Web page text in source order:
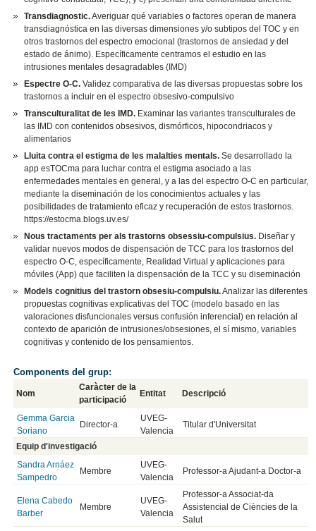
Transdiagnostic.Averiguar qué variables o factores operan de manera
transdiagnóstica en las diversas dimensiones y/o subtipos del TOC y en
otros trastornos del espectro emocional (trastornos de ansiedad y del
estado de ánimo). Específicamente centramos el estudio en las
intrusiones mentales desagradables (IMD)
Espectre O-C. Validez comparativa de las diversas propuestas sobre los
trastornos a incluir en el espectro obsesivo-compulsivo
Transculturalitat de les IMD. Examinar las variantes transculturales de
las IMD con contenidos obsesivos, dismórficos, hipocondriacos y
alimentarios
Lluita contra el estigma de les malalties mentals. Se desarrollado la
app esTOCma para luchar contra el estigma asociado a las
enfermedades mentales en general, y a las del espectro O-C en particular,
mediante la diseminación de los conocimientos actuales y las
posibilidades de tratamiento eficaz y recuperación de estos trastornos.
https://estocma.blogs.uv.es/
Nous tractaments per als trastorns obsessiu-compulsius. Diseñar y
validar nuevos modos de dispensación de TCC para los trastornos del
espectro O-C, específicamente, Realidad Virtual y aplicaciones para
móviles (App) que faciliten la dispensación de la TCC y su diseminación
Models cognitius del trastorn obsesiu-compulsiu.Analizar las diferentes
propuestas cognitivas explicativas del TOC (modelo basado en las
valoraciones disfuncionales versus confusión inferencial) en relación al
contexto de aparición de intrusiones/obsesiones, el sí mismo, variables
cognitivas y contenido de los pensamientos.
Components del grup:
Nom
Caràcter de la
participació
Entitat Descripció
Gemma Garcia
Soriano
Director-a
UVEG-
Valencia
Titular d'Universitat
Equip d'investigació
Sandra Arnáez
Sampedro
Membre
UVEG-
Valencia
Professor-a Ajudant-a Doctor-a
Elena Cabedo
Barber
Membre
UVEG-
Valencia
Professor-a Associat-da
Assistencial de Ciències de la
Salut